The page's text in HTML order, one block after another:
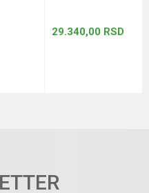
29.340,00 RSD